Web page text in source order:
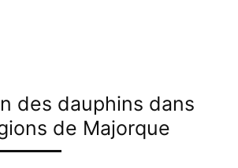
des dauphins dans
de Majorque